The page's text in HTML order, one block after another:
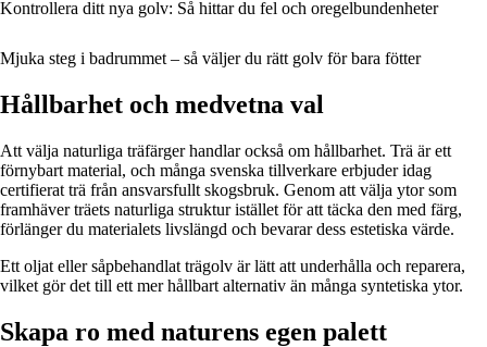
Kontrollera ditt nya golv: Så hittar du fel och oregelbundenheter
Mjuka steg i badrummet – så väljer du rätt golv för bara fötter
Hållbarhet och medvetna val
Att välja naturliga träfärger handlar också om hållbarhet. Trä är ett
förnybart material, och många svenska tillverkare erbjuder idag
certifierat trä från ansvarsfullt skogsbruk. Genom att välja ytor som
framhäver träets naturliga struktur istället för att täcka den med färg,
förlänger du materialets livslängd och bevarar dess estetiska värde.
Ett oljat eller såpbehandlat trägolv är lätt att underhålla och reparera,
vilket gör det till ett mer hållbart alternativ än många syntetiska ytor.
Skapa ro med naturens egen palett